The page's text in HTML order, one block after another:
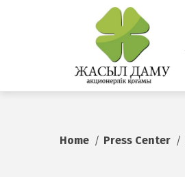
Home Press Center